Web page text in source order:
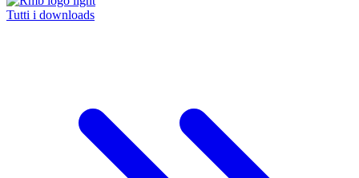
Tutti i downloads